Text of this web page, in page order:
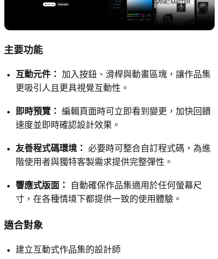
主要功能
互動元件：
加入按鈕、滑桿與動畫區塊，讓作品集
更吸引人且更具視覺互動性。
即時預覽： 編輯頁面時可立即看到變更，加快回饋
速度並即時確認設計效果。
友善程式碼環境： 必要時可整合自訂程式碼，為進
階使用者與獨特客製需求提供完整彈性。
響應式版面：
自動確保作品集適用於任何螢幕尺
寸，在各種情境下都提供一致的使用體驗。
適合對象
建立互動式作品集的設計師